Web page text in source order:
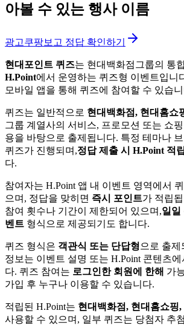
아볼 수 있는 행사 이름
광고쿠팡보고 정답 확인하기
현대포인트 퀴즈는 현대백화점그룹의 통
H.Point에서 운영하는 퀴즈형 이벤트입니
모바일 앱을 통해 퀴즈에 참여할 수 있습
퀴즈는 일반적으로 현대백화점, 현대홈쇼
그룹 계열사의 서비스, 프로모션 또는 쇼
용을 바탕으로 출제됩니다. 특정 테마나
퀴즈가 진행되며,정답 제출 시 H.Point 적립
다.
참여자는 H.Point 앱 내 이벤트 영역에서
으며, 정답을 맞히면 즉시 포인트가 적립
참여 횟수나 기간이 제한되어 있으며,일일
벤트 형식으로 제공되기도 합니다.
퀴즈 형식은 객관식 또는 단답형 으로 출제
정보는 이벤트 설명 또는 H.Point 콘텐츠에
다. 퀴즈 참여는 로그인한 회원에 한해 가
가입 후 누구나 이용할 수 있습니다.
적립된 H.Point는 현대백화점, 현대홈쇼핑,
사용할 수 있으며, 일부 퀴즈는 당첨자 추